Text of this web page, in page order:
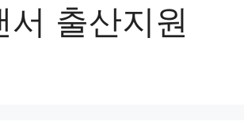
서 출산지원